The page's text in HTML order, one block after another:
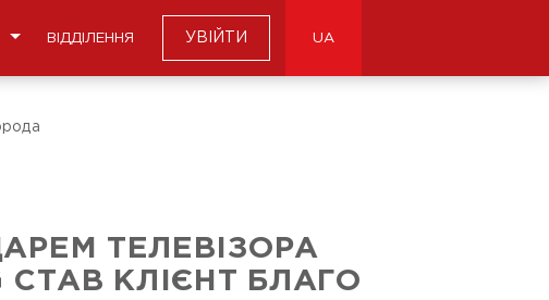
ВІДДІЛЕННЯ УВІЙТИ UA
ТЕЛЕВІЗОРА
СТАВ КЛІЄНТ БЛАГО